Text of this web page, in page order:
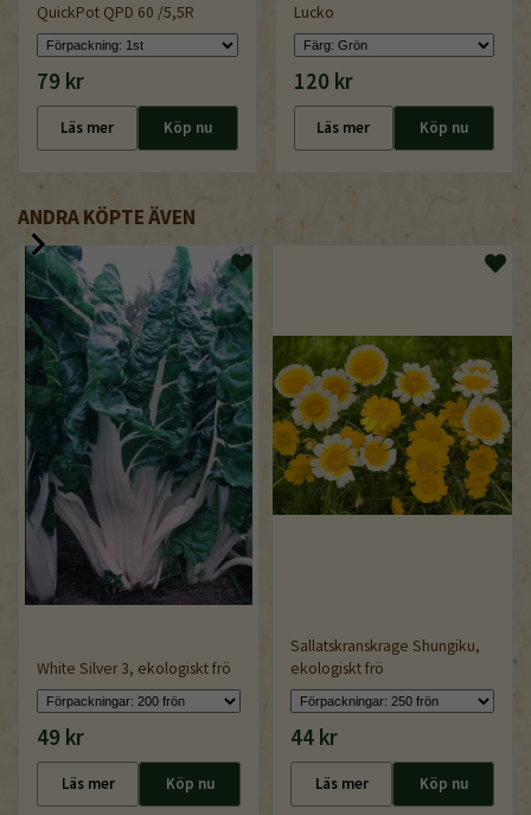
QuickPot QPD 60 /5,5R
79 kr
Läs mer Köp nu
Lucko
120 kr
Läs mer Köp nu
ANDRA KÖPTE ÄVEN
White Silver 3, ekologiskt frö
49 kr
Läs mer Köp nu
Sallatskranskrage Shungiku,
ekologiskt frö
44 kr
Läs mer Köp nu